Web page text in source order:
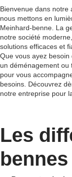
Bienvenue dans notre
nous mettons en
Meinhard-benne. La
notre société
solutions efficaces et
Que vous ayez besoin
un déménagement ou
pour vous
besoins. Découvrez
notre entreprise pour
Les